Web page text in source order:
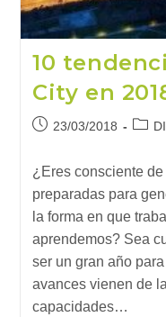
10
City en
Publicación
entrada:
23/03/2018
¿Eres consciente
preparadas para
la forma en que
aprendemos? Sea
ser un gran año
avances vienen de
capacidades…